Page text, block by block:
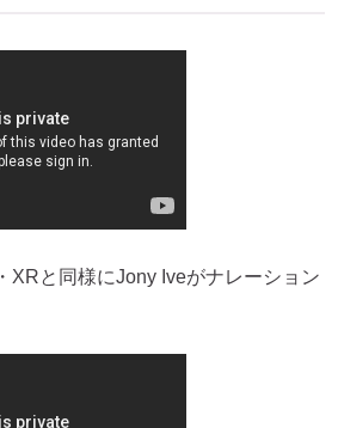
XRと同様にJony Iveがナレーション